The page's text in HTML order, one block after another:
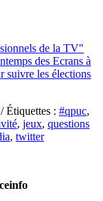
de la TV"
des Ecrans à
suivre les élections
/ Étiquettes : #qpuc,
, jeux, questions
, twitter